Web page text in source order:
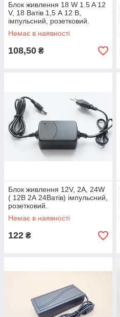
Блок живлення 18 W 1.5 A 12
V, 18 Ватів 1,5 А 12 В,
імпульсний, розетковий.
Немає в наявності
108,50 ₴
Блок живлення 12V, 2A, 24W
( 12В 2А 24Ватів) імпульсний,
розетковий.
Немає в наявності
122 ₴